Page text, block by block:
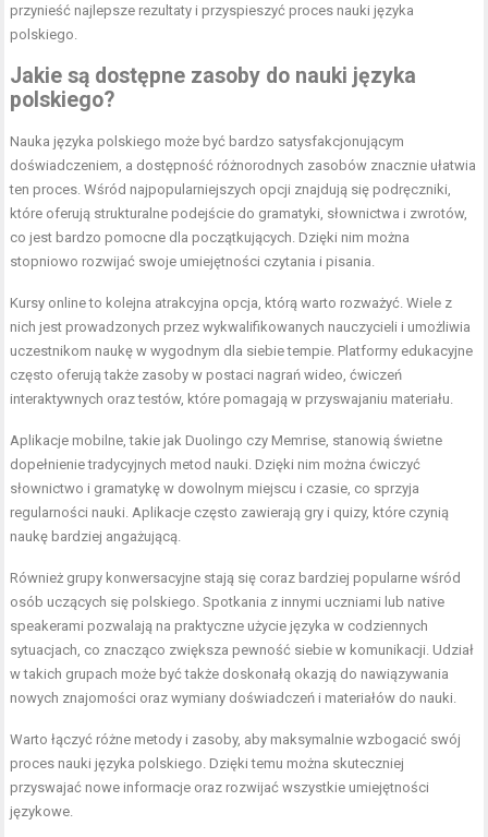
przynieść najlepsze rezultaty i przyspieszyć proces nauki języka
polskiego.
Jakie są dostępne zasoby do nauki języka
polskiego?
Nauka języka polskiego może być bardzo satysfakcjonującym
doświadczeniem, a dostępność różnorodnych zasobów znacznie ułatwia
ten proces. Wśród najpopularniejszych opcji znajdują się podręczniki,
które oferują strukturalne podejście do gramatyki, słownictwa i zwrotów,
co jest bardzo pomocne dla początkujących. Dzięki nim można
stopniowo rozwijać swoje umiejętności czytania i pisania.
Kursy online to kolejna atrakcyjna opcja, którą warto rozważyć. Wiele z
nich jest prowadzonych przez wykwalifikowanych nauczycieli i umożliwia
uczestnikom naukę w wygodnym dla siebie tempie. Platformy edukacyjne
często oferują także zasoby w postaci nagrań wideo, ćwiczeń
interaktywnych oraz testów, które pomagają w przyswajaniu materiału.
Aplikacje mobilne, takie jak Duolingo czy Memrise, stanowią świetne
dopełnienie tradycyjnych metod nauki. Dzięki nim można ćwiczyć
słownictwo i gramatykę w dowolnym miejscu i czasie, co sprzyja
regularności nauki. Aplikacje często zawierają gry i quizy, które czynią
naukę bardziej angażującą.
Również grupy konwersacyjne stają się coraz bardziej popularne wśród
osób uczących się polskiego. Spotkania z innymi uczniami lub native
speakerami pozwalają na praktyczne użycie języka w codziennych
sytuacjach, co znacząco zwiększa pewność siebie w komunikacji. Udział
w takich grupach może być także doskonałą okazją do nawiązywania
nowych znajomości oraz wymiany doświadczeń i materiałów do nauki.
Warto łączyć różne metody i zasoby, aby maksymalnie wzbogacić swój
proces nauki języka polskiego. Dzięki temu można skuteczniej
przyswajać nowe informacje oraz rozwijać wszystkie umiejętności
językowe.